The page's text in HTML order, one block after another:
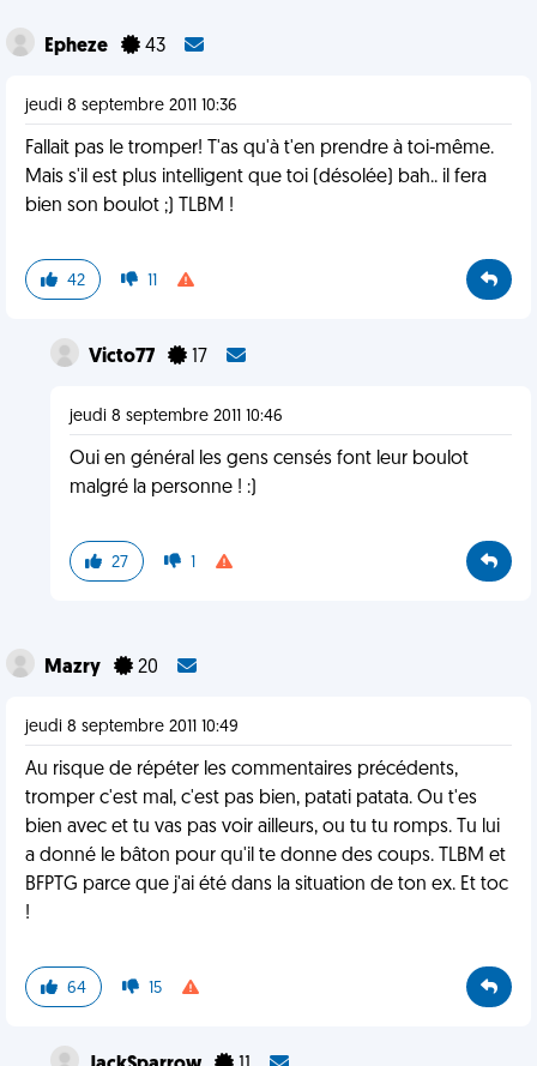
Epheze 43
jeudi 8 septembre 2011 10:36
Fallait pas le tromper! T'as qu'à t'en prendre à toi-même.
Mais s'il est plus intelligent que toi (désolée) bah.. il fera
bien son boulot ;) TLBM !
42 11
Victo77 17
jeudi 8 septembre 2011 10:46
Oui en général les gens censés font leur boulot
malgré la personne ! :)
27 1
Mazry 20
jeudi 8 septembre 2011 10:49
Au risque de répéter les commentaires précédents,
tromper c'est mal, c'est pas bien, patati patata. Ou t'es
bien avec et tu vas pas voir ailleurs, ou tu tu romps. Tu lui
a donné le bâton pour qu'il te donne des coups. TLBM et
BFPTG parce que j'ai été dans la situation de ton ex. Et toc
!
64 15